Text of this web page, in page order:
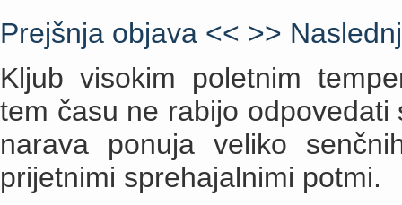
Prejšnja objava << >>
Kljub visokim poletnim
tem času ne rabijo
narava ponuja veliko
prijetnimi sprehajalnimi potmi.